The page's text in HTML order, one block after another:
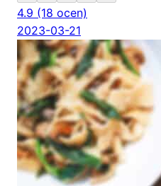
4.9 (18 ocen)
2023-03-21